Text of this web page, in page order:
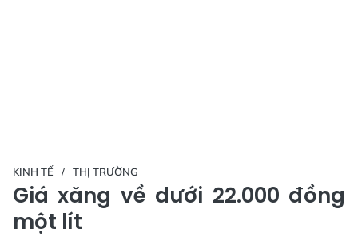
KINH TẾ THỊ TRƯỜNG
Giá xăng về dưới 22.000 đồng
một lít